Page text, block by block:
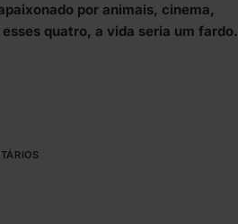
por animais, cinema,
quatro, a vida seria um fardo.